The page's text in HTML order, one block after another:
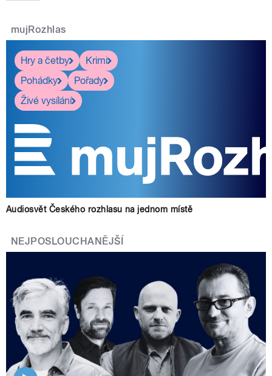
mujRozhlas
Hry a četby
Krimi
Pohádky
Pořady
Živé vysílání
Audiosvět Českého rozhlasu na jednom místě
NEJPOSLOUCHANĚJŠÍ